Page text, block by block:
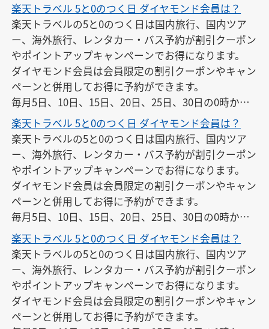
楽天トラベル 5と0のつく日 ダイヤモンド会員は？
楽天トラベルの5と0のつく日は国内旅行、国内ツア
ー、海外旅行、レンタカー・バス予約が割引クーポン
やポイントアップキャンペーンでお得になります。
ダイヤモンド会員は会員限定の割引クーポンやキャン
ペーンと併用してお得に予約ができます。
毎月5日、10日、15日、20日、25日、30日の0時から2
3時59分まで開催されています。
楽天トラベル 5と0のつく日 ダイヤモンド会員は？
楽天トラベルの5と0のつく日は国内旅行、国内ツア
ー、海外旅行、レンタカー・バス予約が割引クーポン
やポイントアップキャンペーンでお得になります。
ダイヤモンド会員は会員限定の割引クーポンやキャン
ペーンと併用してお得に予約ができます。
毎月5日、10日、15日、20日、25日、30日の0時から2
3時59分まで開催されています。
楽天トラベル 5と0のつく日 ダイヤモンド会員は？
楽天トラベルの5と0のつく日は国内旅行、国内ツア
ー、海外旅行、レンタカー・バス予約が割引クーポン
やポイントアップキャンペーンでお得になります。
ダイヤモンド会員は会員限定の割引クーポンやキャン
ペーンと併用してお得に予約ができます。